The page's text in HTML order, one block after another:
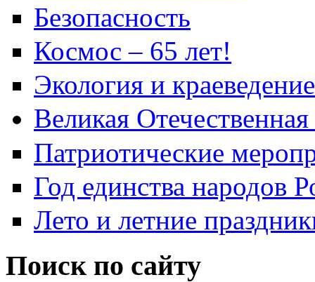
Безопасность
Космос – 65 лет!
Экология и краеведение
Великая
Патриотические
Год единства народов
Лето и летние
Поиск по сайту